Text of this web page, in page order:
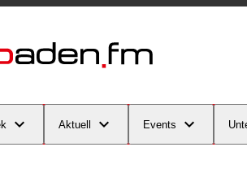
Aktuell Events